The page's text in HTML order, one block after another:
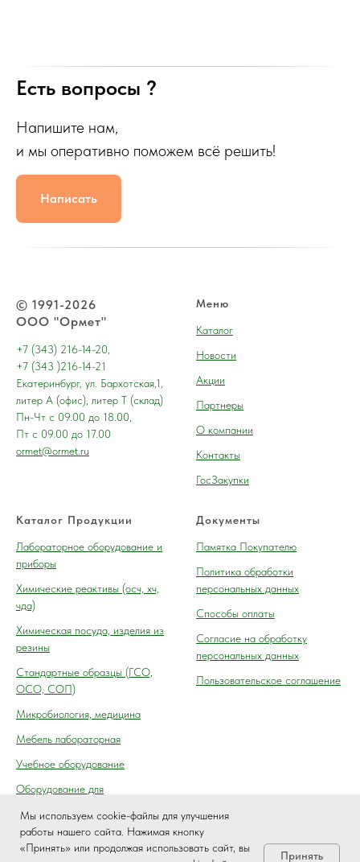
Есть вопросы ?
Напишите нам,
и мы оперативно поможем всё решить!
Написать
Мы используем cookie-файлы для улучшения
работы нашего сайта. Нажимая кнопку
«Принять» или продолжая использовать сайт, вы
Принять
© 1991-2026
ООО "Ормет"
+7 (343) 216-14-20,
+7 (343 )216-14-21
Екатеринбург, ул. Бархотская,1,
литер А (офис), литер Т (склад)
Пн-Чт с 09.00 до 18.00,
Пт с 09.00 до 17.00
ormet@ormet.ru
Меню
Каталог
Новости
Акции
Партнеры
О компании
Контакты
ГосЗакупки
Каталог Продукции
Лабораторное оборудование и
приборы
Химические реактивы (осч, хч,
чда)
Химическая посуда, изделия из
резины
Cтандартные образцы (ГСО,
ОСО, СОП)
Микробиология, медицина
Мебель лабораторная
Учебное оборудование
Оборудование для
осмотра (контроля) ГАИ
Документы
Памятка Покупателю
Политика обработки
персональных данных
Способы оплаты
Согласие на обработку
персональных данных
Пользовательское соглашение